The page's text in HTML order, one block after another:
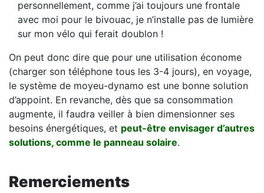
personnellement, comme j’ai toujours une frontale
avec moi pour le bivouac, je n’installe pas de lumière
sur mon vélo qui ferait doublon !
On peut donc dire que pour une utilisation économe
(charger son téléphone tous les 3-4 jours), en voyage,
le système de moyeu-dynamo est une bonne solution
d’appoint. En revanche, dès que sa consommation
augmente, il faudra veiller à bien dimensionner ses
besoins énergétiques, et peut-être envisager d’autres
solutions, comme le panneau solaire.
Remerciements